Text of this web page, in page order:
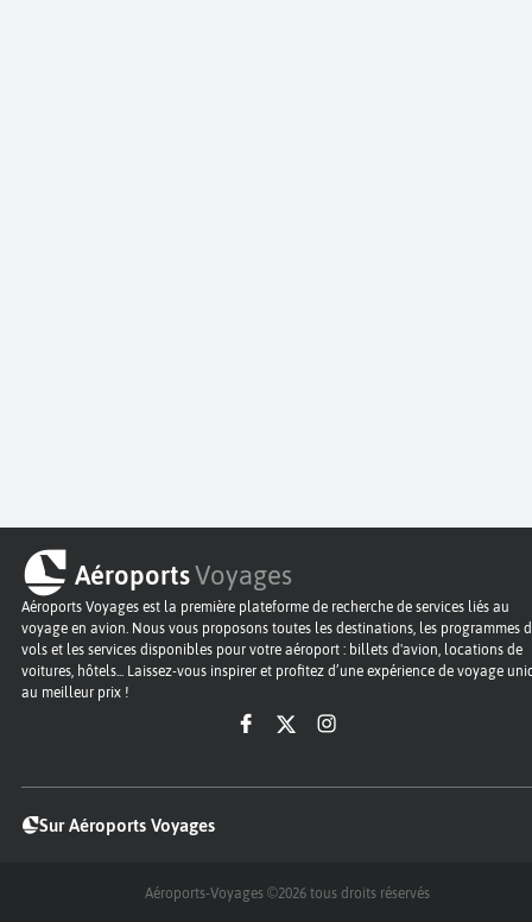
AéroportsVoyages
Aéroports Voyages est la première plateforme de recherche de services liés au
voyage en avion. Nous vous proposons toutes les destinations, les programmes
vols et les services disponibles pour votre aéroport : billets d'avion, locations de
voitures, hôtels... Laissez-vous inspirer et profitez d’une expérience de voyage
au meilleur prix !
Sur Aéroports Voyages
Aéroports-Voyages ©2026 tous droits réservés